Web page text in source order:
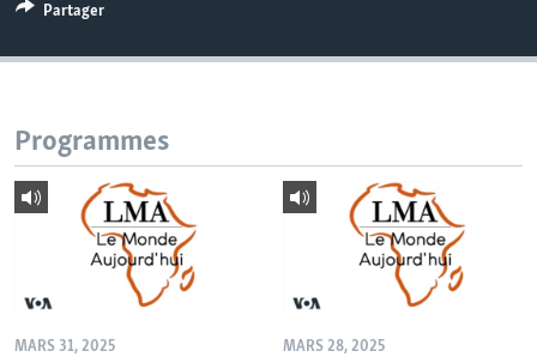
Partager
Programmes
MARS 31, 2025 MARS 28, 2025